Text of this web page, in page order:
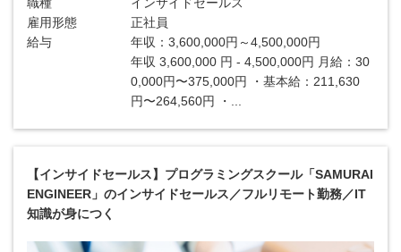
雇用形態
正社員
給与
年収：3,600,000円～4,500,000円
年収 3,600,000 円 - 4,500,000円 月給：30
0,000円〜375,000円 ・基本給：211,630
円〜264,560円 ・...
【インサイドセールス】プログラミングスクール「SAMURAI
ENGINEER」のインサイドセールス／フルリモート勤務／IT
知識が身につく